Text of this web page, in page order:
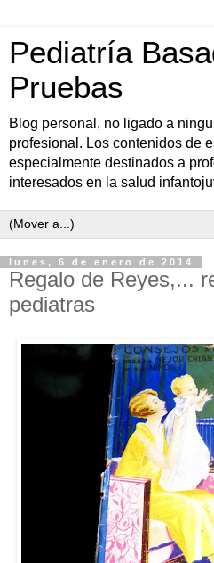
Pediatría
Pruebas
Blog personal, no ligado a
profesional. Los contenidos de
especialmente destinados a
interesados en la salud
lunes, 6 de enero de 2014
Regalo de Reyes,...
pediatras